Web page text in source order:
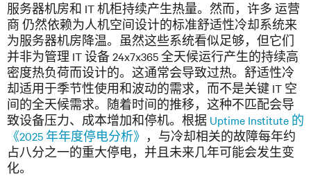
服务器机房和 IT 机柜持续产生热量。然而，许多 运营
商 仍然依赖为人机空间设计的标准舒适性冷却系统来
为服务器机房降温。虽然这些系统看似足够，但它们
并非为管理 IT 设备 24x7x365 全天候运行产生的持续高
密度热负荷而设计的。这通常会导致过热。舒适性冷
却适用于季节性使用和波动的需求，而不是关键 IT 空
间的全天候需求。随着时间的推移，这种不匹配会导
致设备压力、成本增加和停机。根据 Uptime Institute 的
《2025 年年度停电分析》 ，与冷却相关的故障每年约
占八分之一的重大停电，并且未来几年可能会发生变
化。